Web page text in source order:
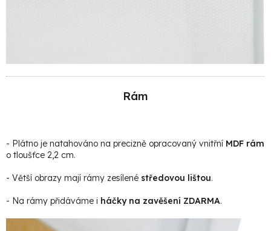
Rám
- Plátno je natahováno na precizně opracovaný vnitřní MDF rám
o tloušťce 2,2 cm.
- Větší obrazy mají rámy zesílené středovou lištou.
- Na rámy přidáváme i háčky na zavěšení ZDARMA.